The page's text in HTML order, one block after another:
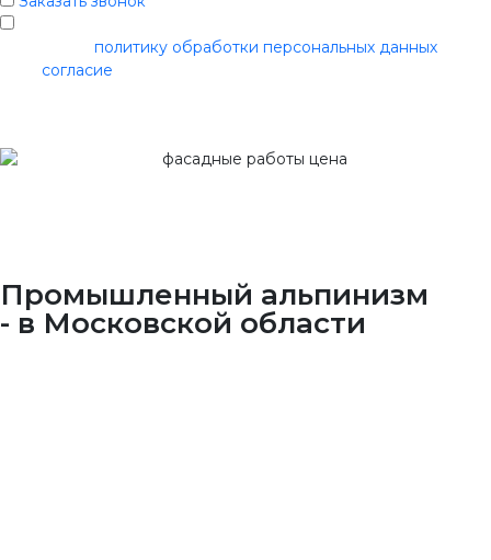
политику обработки персональных данных
согласие
Промышленный альпинизм
- в Московской области